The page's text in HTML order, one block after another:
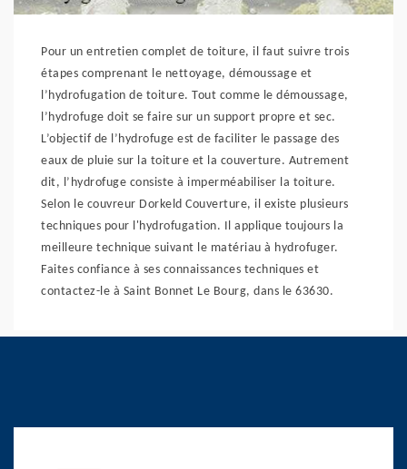
Pour un entretien complet de toiture, il faut suivre trois
étapes comprenant le nettoyage, démoussage et
l’hydrofugation de toiture. Tout comme le démoussage,
l’hydrofuge doit se faire sur un support propre et sec.
L’objectif de l’hydrofuge est de faciliter le passage des
eaux de pluie sur la toiture et la couverture. Autrement
dit, l’hydrofuge consiste à imperméabiliser la toiture.
Selon le couvreur Dorkeld Couverture, il existe plusieurs
techniques pour l'hydrofugation. Il applique toujours la
meilleure technique suivant le matériau à hydrofuger.
Faites confiance à ses connaissances techniques et
contactez-le à Saint Bonnet Le Bourg, dans le 63630.